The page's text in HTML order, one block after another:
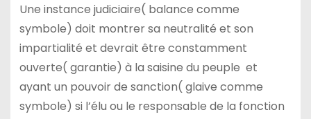
Une instance judiciaire( balance comme
symbole) doit montrer sa neutralité et son
impartialité et devrait être constamment
ouverte( garantie) à la saisine du peuple et
ayant un pouvoir de sanction( glaive comme
symbole) si l’élu ou le responsable de la fonction